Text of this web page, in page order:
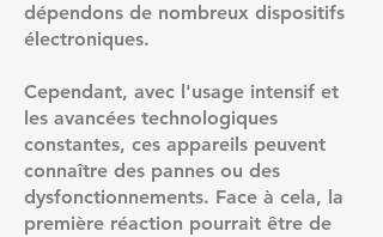
dépendons de nombreux dispositifs
électroniques.
Cependant, avec l'usage intensif et
les avancées technologiques
constantes, ces appareils peuvent
connaître des pannes ou des
dysfonctionnements. Face à cela, la
première réaction pourrait être de